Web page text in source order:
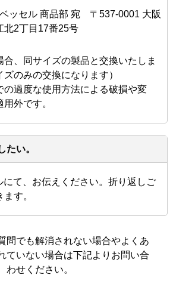
ッセル 商品部 宛 〒537-0001 大阪
北2丁目17番25号
、同サイズの製品と交換いたしま
のみの交換になります）
過度な使用方法による破損や変
外です。
たい。
にて、お伝えください。折り返しご
す。
問でも解消されない場合やよくあ
ていない場合は下記よりお問い合
わせください。